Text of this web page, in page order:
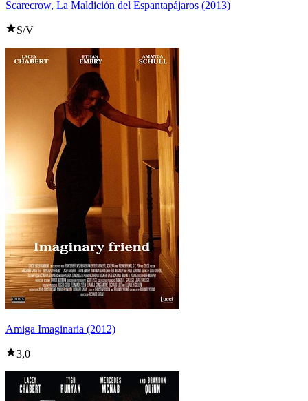
Scarecrow, La Maldición del Espantapájaros (2013)
S/V
Amiga Imaginaria (2012)
3,0